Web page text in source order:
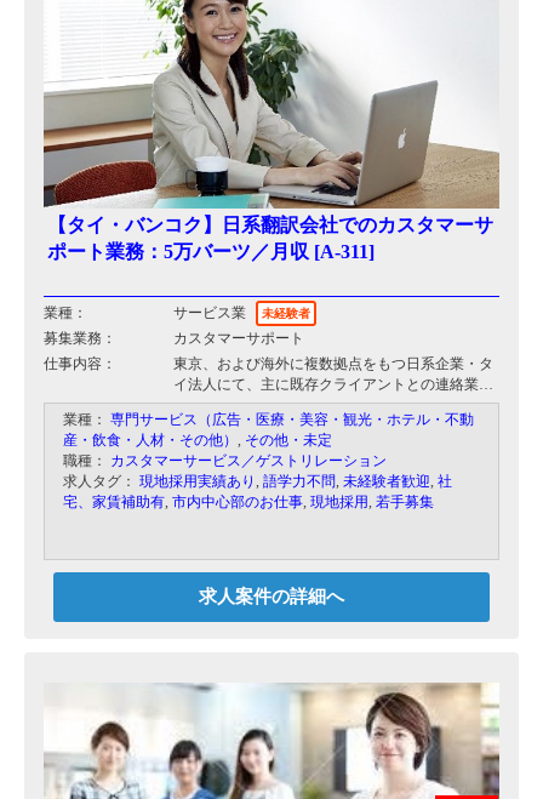
【タイ・バンコク】日系翻訳会社でのカスタマーサ
ポート業務：5万バーツ／月収 [A-311]
業種： サービス業 未経験者
募集業務：
カスタマーサポート
仕事内容：
東京、および海外に複数拠点をもつ日系企業・タ
イ法人にて、主に既存クライアントとの連絡業務
をしていただきます。メールでのやり取りが中心
ですが、顧客は日本人ですので全て日本語だけで
業務が可能です。その他お見積依頼に対しての対
応などもございますが、同社内に算出用のマニュ
アルがございますので、特に専門的な知識がなく
てもすぐにできるようになっております。本業務
なっております。
業種： 専門サービス（広告・医療・美容・観光・ホテル・不動
産・飲食・人材・その他）
その他・未定
職種： カスタマーサービス／ゲストリレーション
求人タグ： 現地採用実績あり 語学力不問 未経験者歓迎 社
宅、家賃補助有 市内中心部のお仕事 現地採用 若手募集
求人案件の詳細へ